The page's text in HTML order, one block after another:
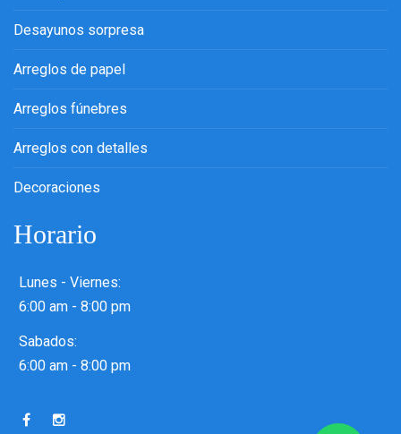
Desayunos sorpresa
Arreglos de papel
Arreglos fúnebres
Arreglos con detalles
Decoraciones
Horario
Lunes - Viernes:
6:00 am - 8:00 pm
Sabados:
6:00 am - 8:00 pm